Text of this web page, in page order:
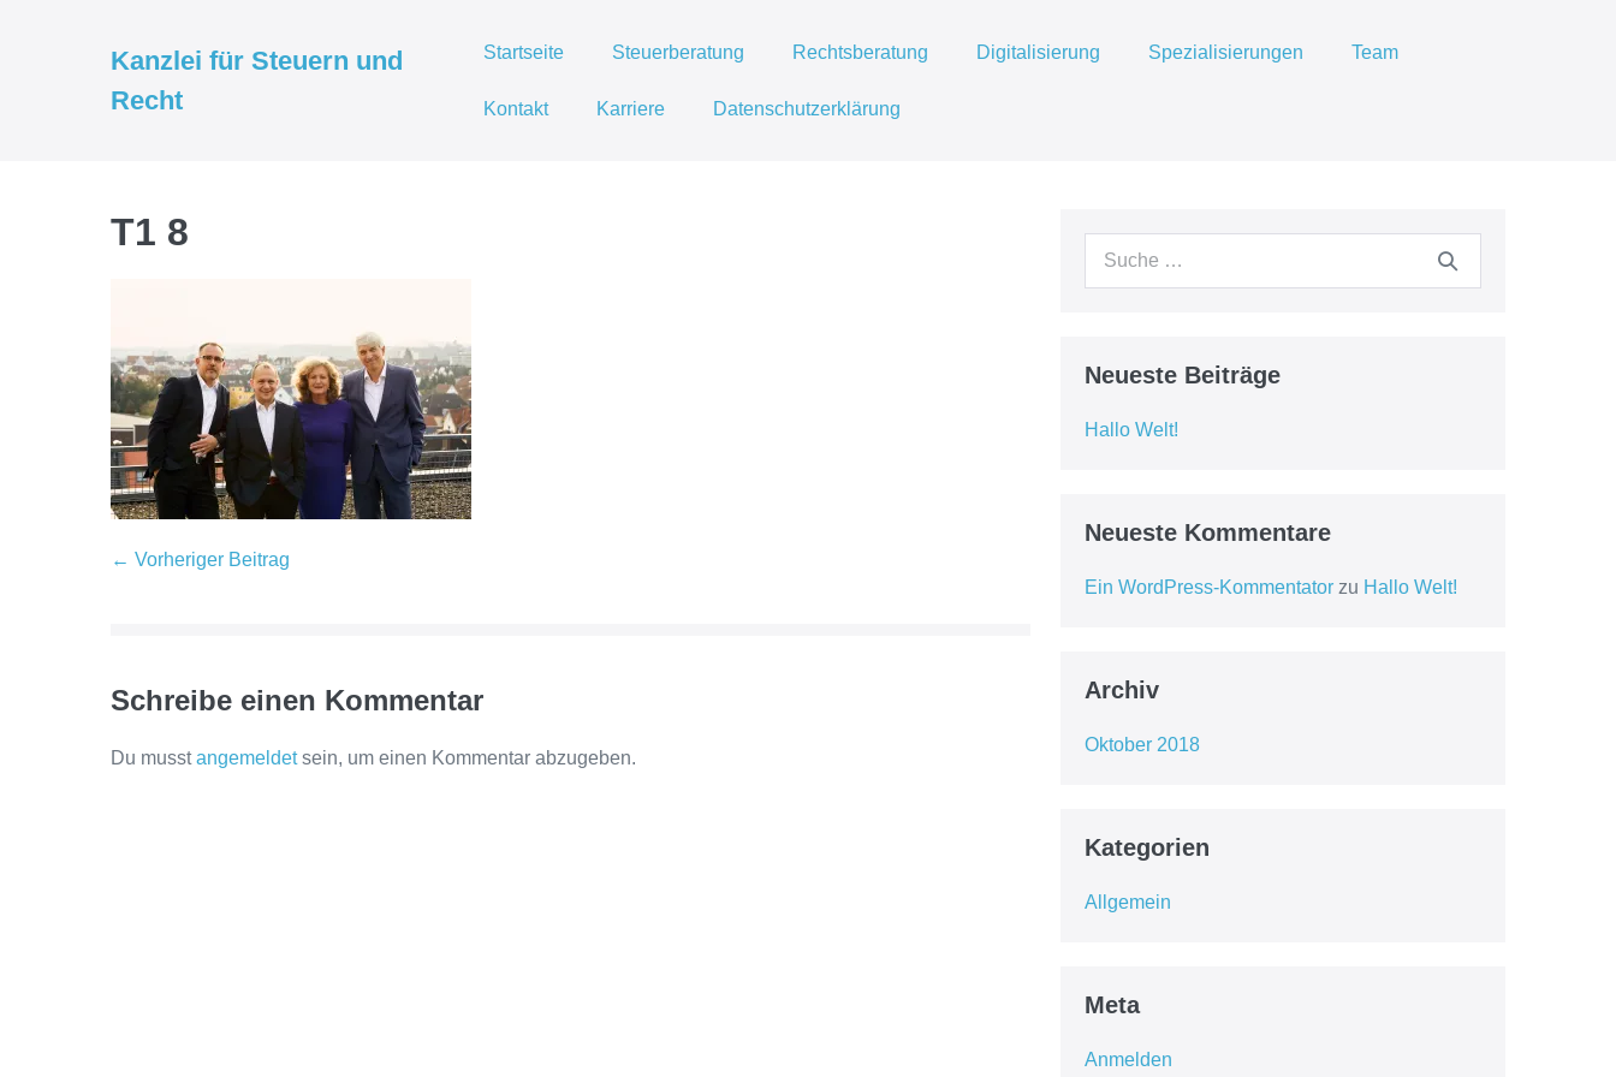
Kanzlei für Steuern und
Recht
Startseite Steuerberatung Rechtsberatung Digitalisierung Spezialisierungen Team
Kontakt Karriere Datenschutzerklärung
T1 8
Beitragsnavigation
← Vorheriger Beitrag
Schreibe einen Kommentar
Du musstangemeldetsein, um einen Kommentar abzugeben.
Suche
Neueste Beiträge
Hallo Welt!
Neueste Kommentare
Ein WordPress-Kommentatorzu Hallo Welt!
Archiv
Oktober 2018
Kategorien
Allgemein
Meta
Anmelden